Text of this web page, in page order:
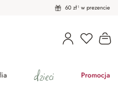
60 zł¹ w prezencie
Masz
dzieci Promocja